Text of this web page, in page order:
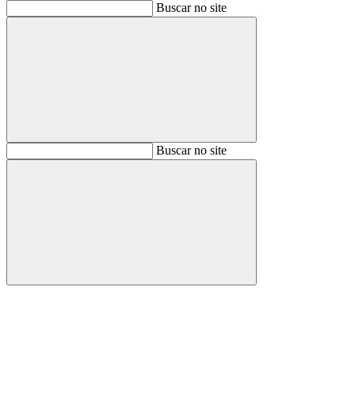
Buscar no site
BuscarBuscar no site
Buscar